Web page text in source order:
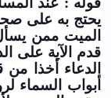
يحتج به على
الميت ممن
قدم الآية على
الدعاء أخذا
أبواب السماء